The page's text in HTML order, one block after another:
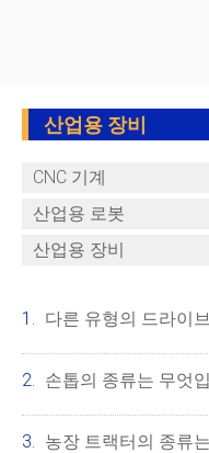
산업용 장비
CNC 기계
산업용 로봇
산업용 장비
다른 유형의 드라이
손톱의 종류는 무엇
농장 트랙터의 종류